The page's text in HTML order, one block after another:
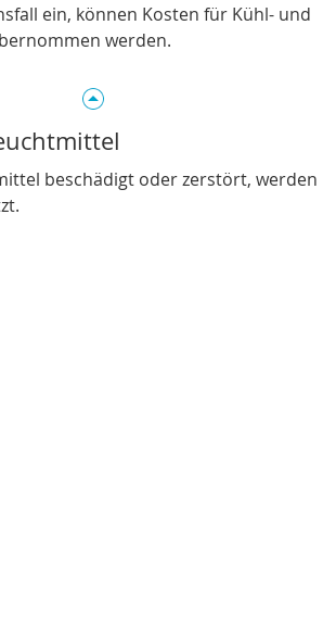
ein, können Kosten für Kühl- und
werden.
beschädigt oder zerstört, werden